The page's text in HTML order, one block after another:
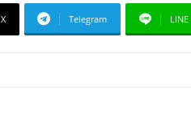
X Telegram LINE